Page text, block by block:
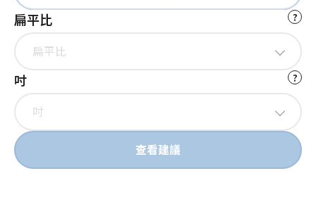
扁平比 ?
扁平比
吋 ?
吋
查看建議